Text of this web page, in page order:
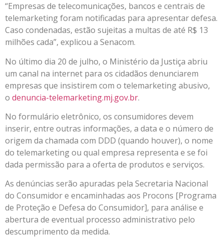
“Empresas de telecomunicações, bancos e centrais de
telemarketing foram notificadas para apresentar defesa.
Caso condenadas, estão sujeitas a multas de até R$ 13
milhões cada”, explicou a Senacom.
No último dia 20 de julho, o Ministério da Justiça abriu
um canal na internet para os cidadãos denunciarem
empresas que insistirem com o telemarketing abusivo,
o denuncia-telemarketing.mj.gov.br.
No formulário eletrônico, os consumidores devem
inserir, entre outras informações, a data e o número de
origem da chamada com DDD (quando houver), o nome
do telemarketing ou qual empresa representa e se foi
dada permissão para a oferta de produtos e serviços.
As denúncias serão apuradas pela Secretaria Nacional
do Consumidor e encaminhadas aos Procons [Programa
de Proteção e Defesa do Consumidor], para análise e
abertura de eventual processo administrativo pelo
descumprimento da medida.